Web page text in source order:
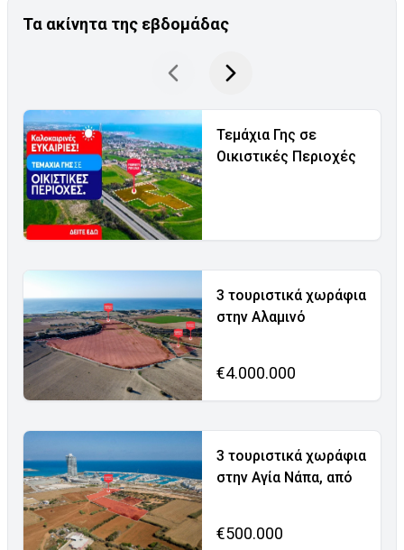
Τα ακίνητα της εβδομάδας
Τεμάχια Γης σε
Οικιστικές Περιοχές
3 τουριστικά χωράφια
στην Αλαμινό
€4.000.000
3 τουριστικά χωράφια
στην Αγία Νάπα, από
€500.000